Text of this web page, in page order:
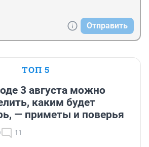
Отправить
ТОП 5
3 августа можно
каким будет
— приметы и поверья
11